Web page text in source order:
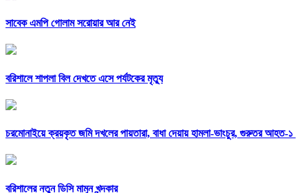
সাবেক এমপি গোলাম সরোয়ার আর নেই
বরিশালে শাপলা বিল দেখতে এসে পর্যটকের মৃত্যু
চরমোনাইয়ে ক্রয়কৃত জমি দখলের পায়তারা, বাধা দেয়ায় হামলা-ভাংচুর, গুরুতর আহত-১
বরিশালের নতুন ডিসি মামুন খন্দকার